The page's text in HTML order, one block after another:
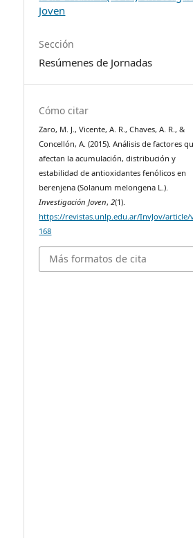
Joven
Sección
Resúmenes de Jornadas
Cómo citar
Zaro, M. J., Vicente, A. R., Chaves, A. R., &
Concellón, A. (2015). Análisis de factores
afectan la acumulación, distribución y
estabilidad de antioxidantes fenólicos en
berenjena (Solanum melongena L.).
Investigación Joven,2(1).
https://revistas.unlp.edu.ar/InvJov/article/
168
Más formatos de cita